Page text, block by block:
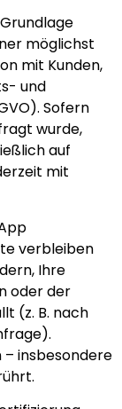
möglichst
mit Kunden,
und
Sofern
wurde,
auf
mit
verbleiben
Ihre
oder der
(z. B. nach
– insbesondere